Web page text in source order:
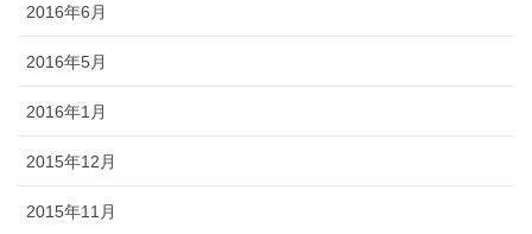
2016年6月
2016年5月
2016年1月
2015年12月
2015年11月